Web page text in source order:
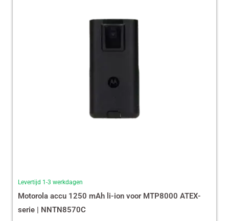
Levertijd 1-3 werkdagen
Motorola accu 1250 mAh li-ion voor MTP8000 ATEX-
serie | NNTN8570C